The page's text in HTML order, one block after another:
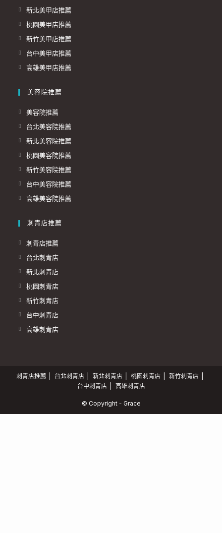
新北美甲店推薦
桃園美甲店推薦
新竹美甲店推薦
台中美甲店推薦
高雄美甲店推薦
美容院推薦
美容院推薦
台北美容院推薦
新北美容院推薦
桃園美容院推薦
新竹美容院推薦
台中美容院推薦
高雄美容院推薦
刺青店推薦
刺青店推薦
台北刺青店
新北刺青店
桃園刺青店
新竹刺青店
台中刺青店
高雄刺青店
刺青店推薦 台北刺青店 新北刺青店 桃園刺青店
新竹刺青店
台中刺青店
高雄刺青店
© Copyright - Grace